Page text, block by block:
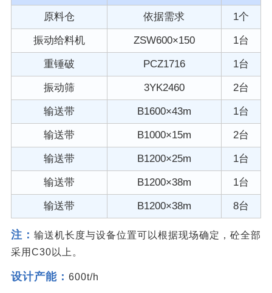
原料仓 依据需求 1个
振动给料机 ZSW600×150 1台
重锤破 PCZ1716 1台
振动筛 3YK2460 2台
输送带 B1600×43m 1台
输送带 B1000×15m 2台
输送带 B1200×25m 1台
输送带 B1200×38m 1台
输送带 B1200×38m 8台
注： 输送机长度与设备位置可以根据现场确定，砼全部
采用C30以上。
设计产能： 600t/h